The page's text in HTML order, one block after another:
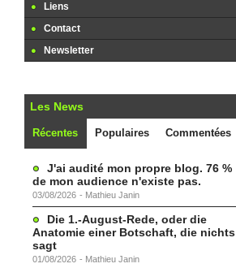
Liens
Contact
Newsletter
Les News
Récentes Populaires Commentées
J'ai audité mon propre blog. 76 %
de mon audience n'existe pas.
03/08/2026 - Mathieu Janin
Die 1.-August-Rede, oder die
Anatomie einer Botschaft, die nichts
sagt
01/08/2026 - Mathieu Janin